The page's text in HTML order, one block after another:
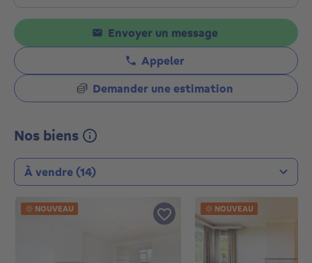
Envoyer un message
Appeler
Demander une estimation
Nos biens
Type de transaction
NOUVEAU NOUVEAU